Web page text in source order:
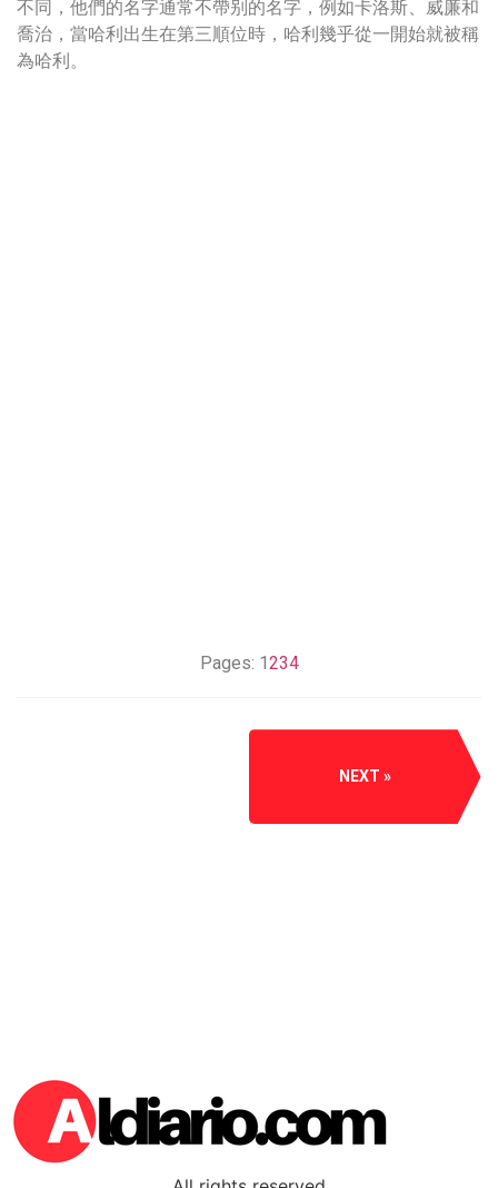
不同，他們的名字通常不帶别的名字，例如卡洛斯、威廉和
喬治，當哈利出生在第三順位時，哈利幾乎從一開始就被稱
為哈利。
Pages: 1234
NEXT